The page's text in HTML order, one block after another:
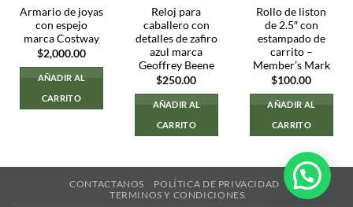
Armario de joyas
con espejo
marca Costway
$2,000.00
AÑADIR AL
CARRITO
Reloj para
caballero con
detalles de zafiro
azul marca
Geoffrey Beene
$250.00
AÑADIR AL
CARRITO
Rollo de liston
de 2.5″ con
estampado de
carrito –
Member’s Mark
$100.00
AÑADIR AL
CARRITO
CONTACTANOS
POLÍTICA DE PRIVACIDAD
TERMINOS Y CONDICIONES.